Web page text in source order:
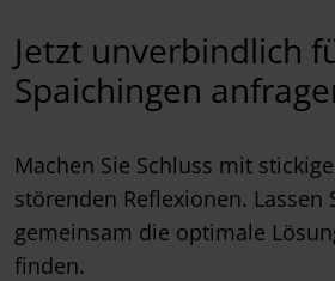
Jetzt unverbindlich
Spaichingen
Machen Sie Schluss mit
störenden Reflexionen. Lassen
gemeinsam die optimale
finden.